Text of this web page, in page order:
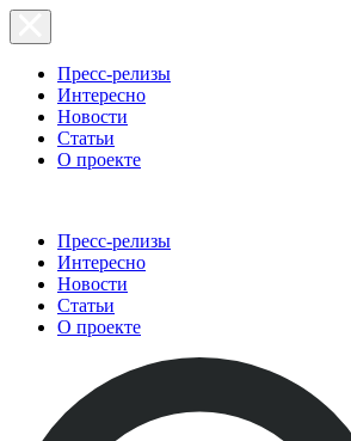
Пресс-релизы
Интересно
Новости
Статьи
О проекте
Пресс-релизы
Интересно
Новости
Статьи
О проекте